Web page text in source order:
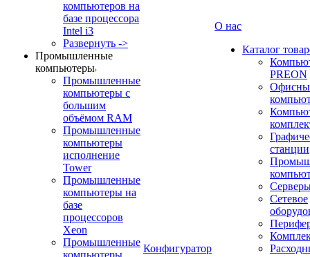
компьютеров на
базе процессора
Intel i3
Развернуть ->
Промышленные
компьютеры
Промышленные
компьютеры с
большим
объёмом RAM
Промышленные
компьютеры
исполнение
Tower
Промышленные
компьютеры на
базе
процессоров
Xeon
Промышленные
компьютеры
Конфигуратор
О нас
Каталог
PREON
станции
Сетевое